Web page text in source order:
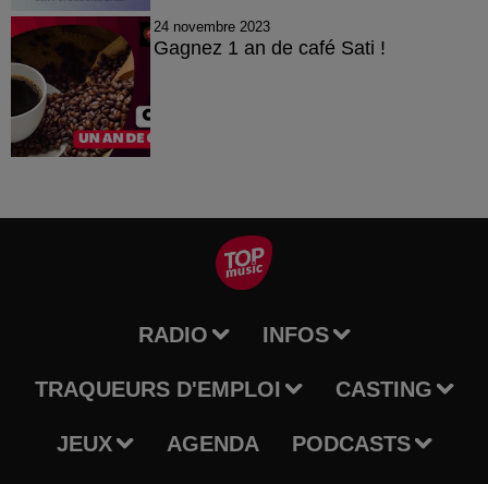
24 novembre 2023
Gagnez 1 an de café Sati !
RADIO INFOS
TRAQUEURS D'EMPLOI CASTING
JEUX AGENDA PODCASTS